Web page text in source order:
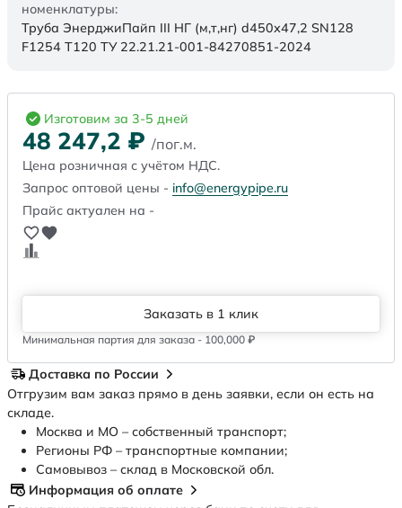
номенклатуры:
Труба ЭнерджиПайп III НГ (м,т,нг) d450х47,2 SN128
F1254 Т120 ТУ 22.21.21-001-84270851-2024
Изготовим за 3-5 дней
48 247,2 ₽ /пог.м.
Цена розничная с учётом НДС.
Запрос оптовой цены - info@energypipe.ru
Прайс актуален на -
Заказать в 1 клик
Минимальная партия для заказа - 100,000 ₽
Доставка по России
Отгрузим вам заказ прямо в день заявки, если он есть на
складе.
Москва и МО – собственный транспорт;
Регионы РФ – транспортные компании;
Самовывоз – склад в Московской обл.
Информация об оплате